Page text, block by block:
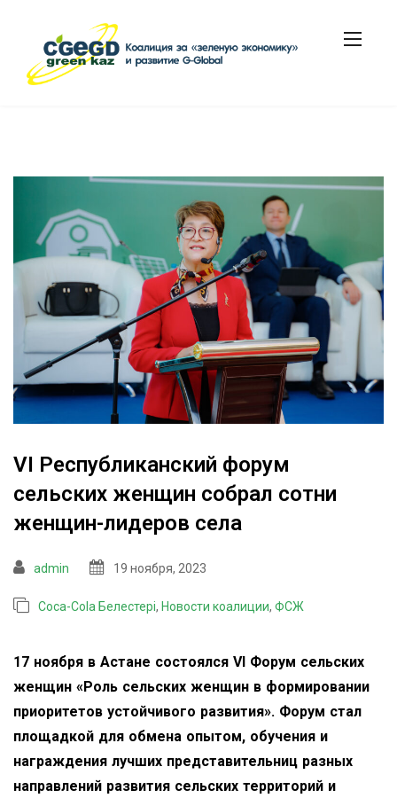
VI Республиканский форум
сельских женщин собрал сотни
женщин-лидеров села
admin 19 ноября, 2023
Coca-Cola Белестері, Новости коалиции, ФСЖ
17 ноября в Астане состоялся VI Форум сельских
женщин «Роль сельских женщин в формировании
приоритетов устойчивого развития». Форум стал
площадкой для обмена опытом, обучения и
награждения лучших представительниц разных
направлений развития сельских территорий и